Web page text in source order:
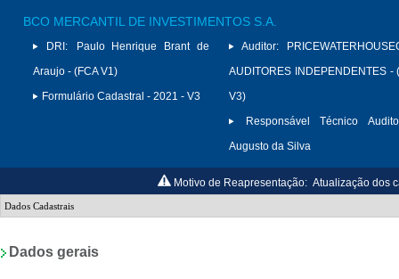
BCO MERCANTIL DE INVESTIMENTOS S.A.
DRI:
Paulo Henrique Brant de
Araujo - (FCA V1)
Formulário Cadastral - 2021 - V3
Auditor:
AUDITORES INDEPENDENTES -
V3)
Responsável Técnico
Augusto da Silva
Motivo de Reapresentação: Atualização dos